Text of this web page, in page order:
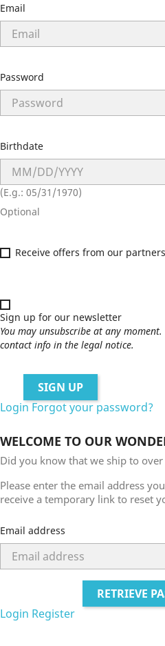
Email
Password
Birthdate
(E.g.: 05/31/1970)
Optional
Receive offers from our partners
Sign up for our newsletter
You may unsubscribe at any
contact info in the legal notice.
SIGN UP
LoginForgot your password?
WELCOME TO OUR
Did you know that we ship to over
Please enter the email address
receive a temporary link to reset
Email address
RETRIEVE
Login Register